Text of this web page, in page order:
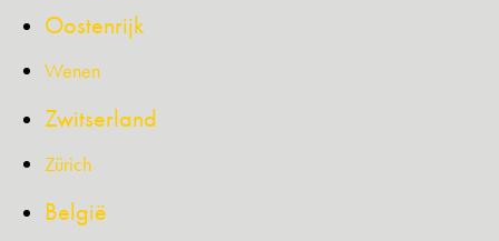
Oostenrijk
Wenen
Zwitserland
Zürich
België